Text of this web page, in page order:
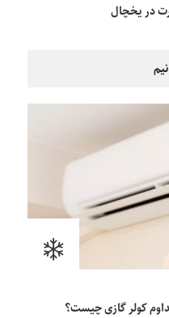
در یخچال
کولر گازی چیست؟